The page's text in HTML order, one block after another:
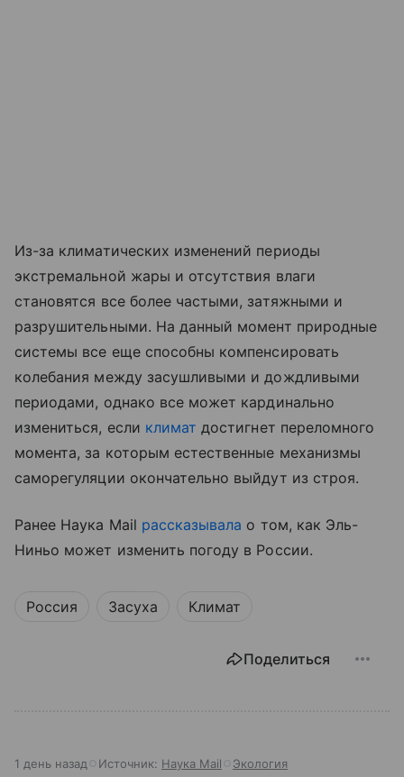
Из-за климатических изменений периоды
экстремальной жары и отсутствия влаги
становятся все более частыми, затяжными и
разрушительными. На данный момент природные
системы все еще способны компенсировать
колебания между засушливыми и дождливыми
периодами, однако все может кардинально
измениться, если климат достигнет переломного
момента, за которым естественные механизмы
саморегуляции окончательно выйдут из строя.
Ранее Наука Mail рассказывала о том, как Эль-
Ниньо может изменить погоду в России.
Россия Засуха Климат
Поделиться
1 день назад Источник: Наука Mail Экология